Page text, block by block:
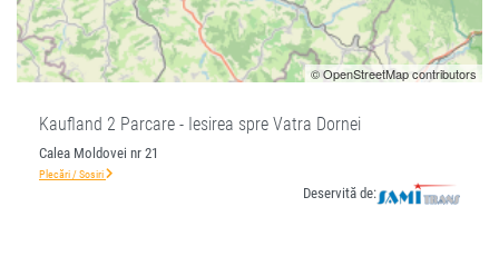
© OpenStreetMap contributors
Kaufland 2 Parcare - Iesirea spre Vatra Dornei
Calea Moldovei nr 21
Plecări / Sosiri
Deservită de: